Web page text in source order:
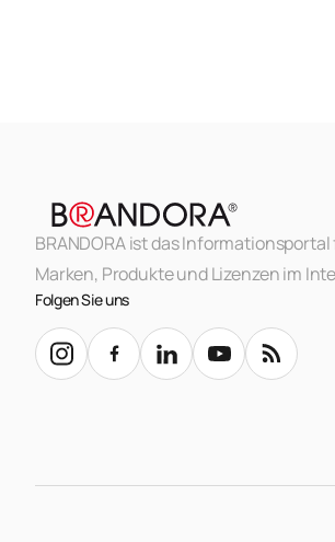
BRANDORA ist das
Marken, Produkte und Lizenzen im
Folgen Sie uns